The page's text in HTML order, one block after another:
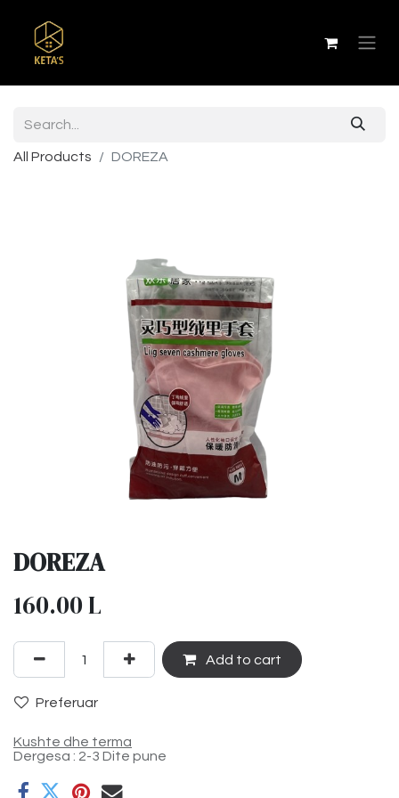
All Products DOREZA
DOREZA
160.00L
Add to cart
Preferuar
Kushte dhe terma
Dergesa : 2-3 Dite pune